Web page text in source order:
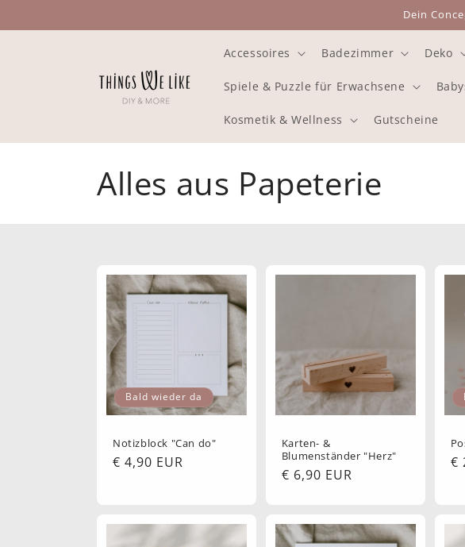
Inhalt
Dein
Accessoires Badezimmer Deko
Spiele & Puzzle für Erwachsene
Kosmetik & Wellness Gutscheine
K
t
e
g
o
r
e
Alles aus Papeterie
Bald wieder da
Notizblock "Can do"
Normaler
€ 4,90 EUR
Karten- &
Blumenständer "Herz"
Normaler
€ 6,90 EUR
€